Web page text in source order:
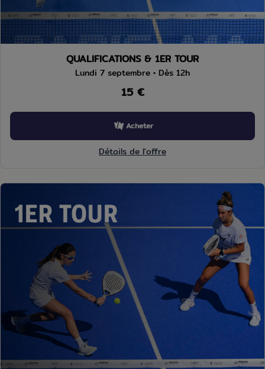
QUALIFICATIONS & 1ER TOUR
Lundi 7 septembre • Dès 12h
15 €
Acheter
Détails de l'offre